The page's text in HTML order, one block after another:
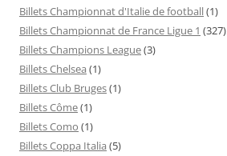
Billets Championnat d'Italie de football(1)
Billets Championnat de France Ligue 1 (327)
Billets Champions League(3)
Billets Chelsea (1)
Billets Club Bruges(1)
Billets Côme(1)
Billets Como (1)
Billets Coppa Italia (5)